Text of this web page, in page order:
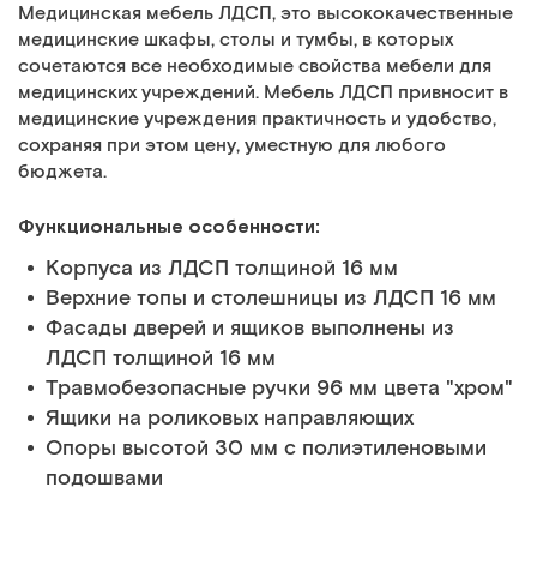
Медицинская мебель ЛДСП, это высококачественные
медицинские шкафы, столы и тумбы, в которых
сочетаются все необходимые свойства мебели для
медицинских учреждений. Мебель ЛДСП привносит в
медицинские учреждения практичность и удобство,
сохраняя при этом цену, уместную для любого
бюджета.
Функциональные особенности:
Корпуса из ЛДСП толщиной 16 мм
Верхние топы и столешницы из ЛДСП 16 мм
Фасады дверей и ящиков выполнены из
ЛДСП толщиной 16 мм
Травмобезопасные ручки 96 мм цвета "хром"
Ящики на роликовых направляющих
Опоры высотой 30 мм с полиэтиленовыми
подошвами